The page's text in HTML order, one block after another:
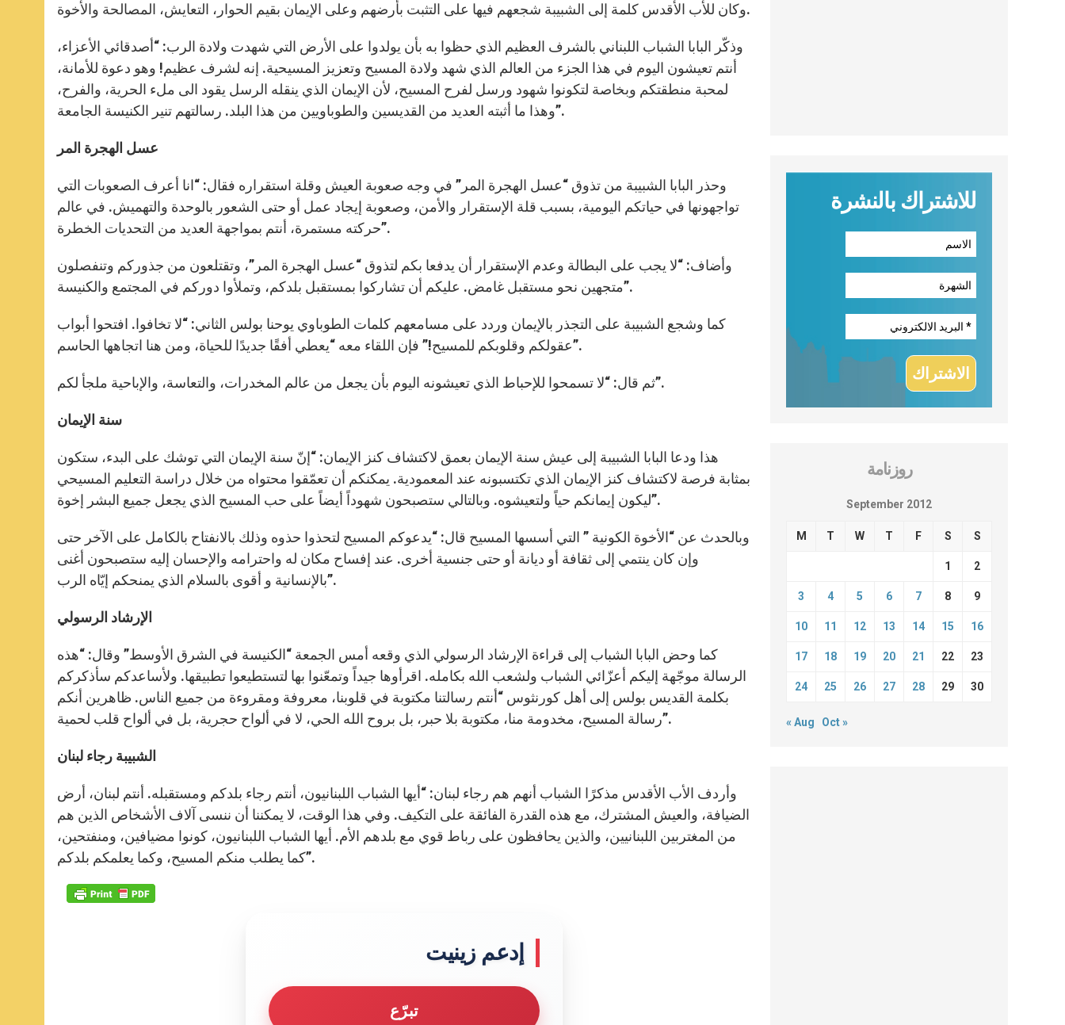
وكان للأب الأقدس كلمة إلى الشبيبة شجعهم فيها على التثبت بأرضهم وعلى الإيمان بقيم الحوار، التعايش، المصالحة والأخوة.
وذكّر البابا الشباب اللبناني بالشرف العظيم الذي حظوا به بأن يولدوا على الأرض التي شهدت ولادة الرب: “أصدقائي الأعزاء،
أنتم تعيشون اليوم في هذا الجزء من العالم الذي شهد ولادة المسيح وتعزيز المسيحية. إنه لشرف عظيم! وهو دعوة للأمانة،
لمحبة منطقتكم وبخاصة لتكونوا شهود ورسل لفرح المسيح، لأن الإيمان الذي ينقله الرسل يقود الى ملء الحرية، والفرح،
وهذا ما أثبته العديد من القديسين والطوباويين من هذا البلد. رسالتهم تنير الكنيسة الجامعة”.
عسل الهجرة المر
وحذر البابا الشبيبة من تذوق “عسل الهجرة المر” في وجه صعوبة العيش وقلة استقراره فقال: “انا أعرف الصعوبات التي
تواجهونها في حياتكم اليومية، بسبب قلة الإستقرار والأمن، وصعوبة إيجاد عمل أو حتى الشعور بالوحدة والتهميش. في عالم
حركته مستمرة، أنتم بمواجهة العديد من التحديات الخطرة”.
وأضاف: “لا يجب على البطالة وعدم الإستقرار أن يدفعا بكم لتذوق “عسل الهجرة المر”، وتقتلعون من جذوركم وتنفصلون
متجهين نحو مستقبل غامض. عليكم أن تشاركوا بمستقبل بلدكم، وتملأوا دوركم في المجتمع والكنيسة”.
كما وشجع الشبيبة على التجذر بالإيمان وردد على مسامعهم كلمات الطوباوي يوحنا بولس الثاني: “لا تخافوا. افتحوا أبواب
عقولكم وقلوبكم للمسيح!” فإن اللقاء معه “يعطي أفقًا جديدًا للحياة، ومن هنا اتجاهها الحاسم”.
ثم قال: “لا تسمحوا للإحباط الذي تعيشونه اليوم بأن يجعل من عالم المخدرات، والتعاسة، والإباحية ملجأ لكم”.
سنة الإيمان
هذا ودعا البابا الشبيبة إلى عيش سنة الإيمان بعمق لاكتشاف كنز الإيمان: “إنّ سنة الإيمان التي توشك على البدء، ستكون
بمثابة فرصة لاكتشاف كنز الإيمان الذي تكتسبونه عند المعمودية. يمكنكم أن تعمّقوا محتواه من خلال دراسة التعليم المسيحي
ليكون إيمانكم حياً ولتعيشوه. وبالتالي ستصبحون شهوداً أيضاً على حب المسيح الذي يجعل جميع البشر إخوة”.
وبالحدث عن “الأخوة الكونية ” التي أسسها المسيح قال: “يدعوكم المسيح لتحذوا حذوه وذلك بالانفتاح بالكامل على الآخر حتى
وإن كان ينتمي إلى ثقافة أو ديانة أو حتى جنسية أخرى. عند إفساح مكان له واحترامه والإحسان إليه ستصبحون أغنى
بالإنسانية و أقوى بالسلام الذي يمنحكم إيّاه الرب”.
الإرشاد الرسولي
كما وحض البابا الشباب إلى قراءة الإرشاد الرسولي الذي وقعه أمس الجمعة “الكنيسة في الشرق الأوسط” وقال: “هذه
الرسالة موجّهة إليكم أعزّائي الشباب ولشعب الله بكامله. اقرأوها جيداً وتمعّنوا بها لتستطيعوا تطبيقها. ولأساعدكم سأذكركم
بكلمة القديس بولس إلى أهل كورنثوس “أنتم رسالتنا مكتوبة في قلوبنا، معروفة ومقروءة من جميع الناس. ظاهرين أنكم
رسالة المسيح، مخدومة منا، مكتوبة بلا حبر، بل بروح الله الحي، لا في ألواح حجرية، بل في ألواح قلب لحمية”.
الشبيبة رجاء لبنان
وأردف الأب الأقدس مذكرًا الشباب أنهم هم رجاء لبنان: “أيها الشباب اللبنانيون، أنتم رجاء بلدكم ومستقبله. أنتم لبنان، أرض
الضيافة، والعيش المشترك، مع هذه القدرة الفائقة على التكيف. وفي هذا الوقت، لا يمكننا أن ننسى آلاف الأشخاص الذين هم
من المغتربين اللبنانيين، والذين يحافظون على رباط قوي مع بلدهم الأم. أيها الشباب اللبنانيون، كونوا مضيافين، ومنفتحين،
كما يطلب منكم المسيح، وكما يعلمكم بلدكم”.
إدعم زينيت
تبرّع
للاشتراك بالنشرة
روزنامة
September 2012
M T W T F S S
1 2
3 4 5 6 7 8 9
10 11 12 13 14 15 16
17 18 19 20 21 22 23
24 25 26 27 28 29 30
« Aug Oct »